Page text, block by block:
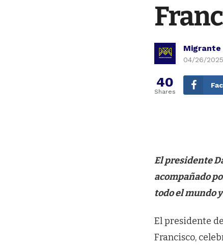
04/26/
40
Shares
El presidente
acompañado
todo el mundo
El presidente
Francisco,